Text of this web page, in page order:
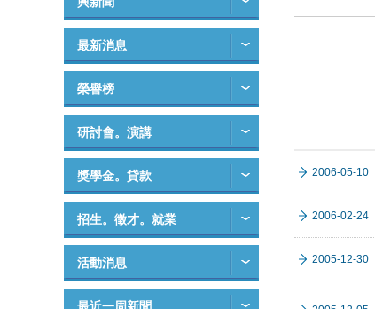
最新消息
榮譽榜
研討會。演講
獎學金。貸款
招生。徵才。就業
活動消息
2006-05-10
2006-02-24
2005-12-30